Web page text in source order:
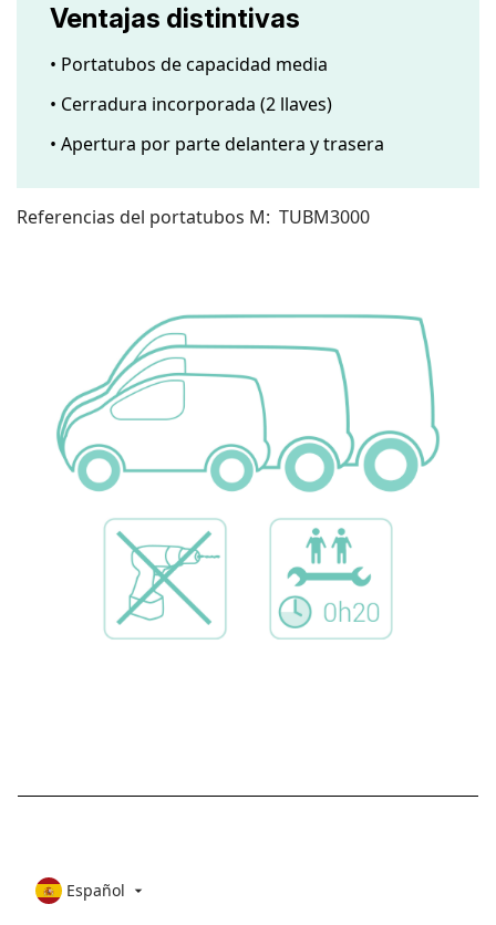
Ventajas distintivas
• Portatubos de capacidad media
• Cerradura incorporada (2 llaves)
• Apertura por parte delantera y trasera
Referencias del portatubos M: TUBM3000
Español 